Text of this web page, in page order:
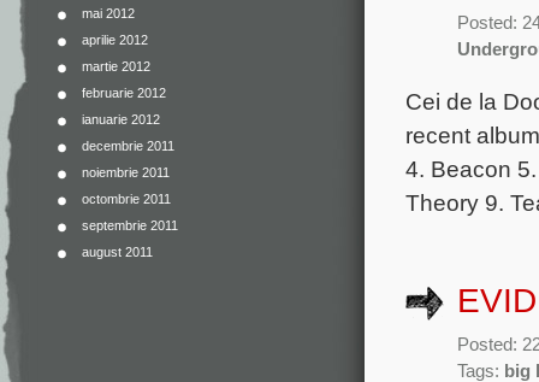
mai 2012
aprilie 2012
martie 2012
februarie 2012
ianuarie 2012
decembrie 2011
noiembrie 2011
octombrie 2011
septembrie 2011
august 2011
Posted:
Cei de la
recent
4. Beacon
Theory 9.
Posted:
Tags: big